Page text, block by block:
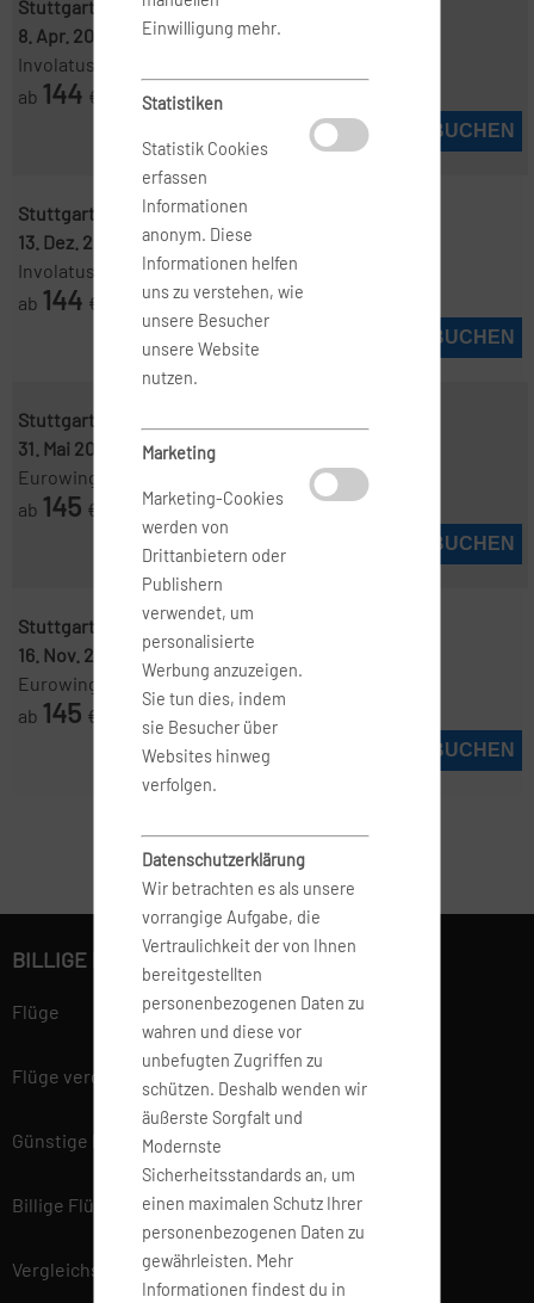
Stuttgart ( STR )-Mailand ( MXP )
8. Apr. 2027
9. Apr. 2027
Involatus
ab 144 €
JETZT BUCHEN
Stuttgart ( STR )-Mailand ( LIN )
13. Dez. 2026
20. Dez. 2026
Involatus
ab 144 €
JETZT BUCHEN
Stuttgart ( STR )
31. Mai 2027
4. Juni 2027
Eurowings
ab 145 €
JETZT BUCHEN
Stuttgart ( STR )- Mailand ( LIN )
16. Nov. 2026
19. Nov. 2026
Eurowings
ab 145 €
JETZT BUCHEN
Einwilligung mehr.
Statistiken
Statistik Cookies
erfassen
Informationen
anonym. Diese
Informationen helfen
uns zu verstehen, wie
unsere Besucher
unsere Website
nutzen.
Marketing
Marketing-Cookies
werden von
Drittanbietern oder
Publishern
verwendet, um
personalisierte
Werbung anzuzeigen.
Sie tun dies, indem
sie Besucher über
Websites hinweg
verfolgen.
Datenschutzerklärung
Wir betrachten es als unsere
vorrangige Aufgabe, die
Vertraulichkeit der von Ihnen
bereitgestellten
personenbezogenen Daten zu
wahren und diese vor
unbefugten Zugriffen zu
schützen. Deshalb wenden wir
äußerste Sorgfalt und
Modernste
Sicherheitsstandards an, um
einen maximalen Schutz Ihrer
personenbezogenen Daten zu
gewährleisten. Mehr
Informationen findest du in
BILLIGE FLÜGE BUCHEN
Flüge
Flüge vergleichen
Günstige Flüge
Billige Flüge
Vergleichsportal